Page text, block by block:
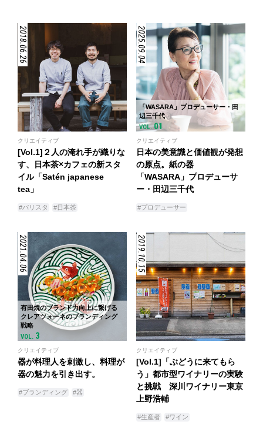
2018.06.26
クリエイティブ
[Vol.1]２人の淹れ手が織りな
す、日本茶×カフェの新スタ
イル「Satén japanese
tea」
#バリスタ #日本茶
2025.09.04
「WASARA」プロデューサー・田
辺三千代
VOL.01
クリエイティブ
日本の美意識と価値観が発想
の原点。紙の器
「WASARA」プロデューサ
ー・田辺三千代
#プロデューサー
2021.04.06
有田焼のブランド力向上に繋げる
クレアツォーネのブランディング
戦略
VOL. 3
クリエイティブ
器が料理人を刺激し、料理が
器の魅力を引き出す。
#ブランディング #器
2019.10.15
クリエイティブ
[Vol.1]「ぶどうに来てもら
う」都市型ワイナリーの実験
と挑戦 深川ワイナリー東京
上野浩輔
#生産者 #ワイン